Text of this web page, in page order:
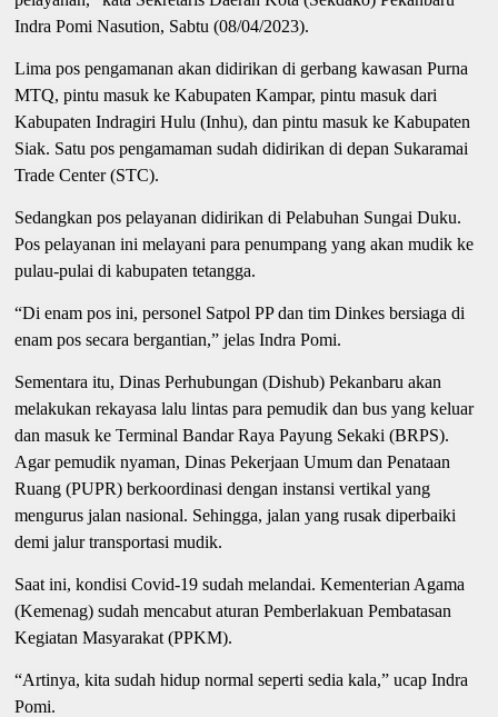
Indra Pomi Nasution, Sabtu (08/04/2023).
Lima pos pengamanan akan didirikan di gerbang kawasan Purna
MTQ, pintu masuk ke Kabupaten Kampar, pintu masuk dari
Kabupaten Indragiri Hulu (Inhu), dan pintu masuk ke Kabupaten
Siak. Satu pos pengamaman sudah didirikan di depan Sukaramai
Trade Center (STC).
Sedangkan pos pelayanan didirikan di Pelabuhan Sungai Duku.
Pos pelayanan ini melayani para penumpang yang akan mudik ke
pulau-pulai di kabupaten tetangga.
“Di enam pos ini, personel Satpol PP dan tim Dinkes bersiaga di
enam pos secara bergantian,” jelas Indra Pomi.
Sementara itu, Dinas Perhubungan (Dishub) Pekanbaru akan
melakukan rekayasa lalu lintas para pemudik dan bus yang keluar
dan masuk ke Terminal Bandar Raya Payung Sekaki (BRPS).
Agar pemudik nyaman, Dinas Pekerjaan Umum dan Penataan
Ruang (PUPR) berkoordinasi dengan instansi vertikal yang
mengurus jalan nasional. Sehingga, jalan yang rusak diperbaiki
demi jalur transportasi mudik.
Saat ini, kondisi Covid-19 sudah melandai. Kementerian Agama
(Kemenag) sudah mencabut aturan Pemberlakuan Pembatasan
Kegiatan Masyarakat (PPKM).
“Artinya, kita sudah hidup normal seperti sedia kala,” ucap Indra
Pomi.